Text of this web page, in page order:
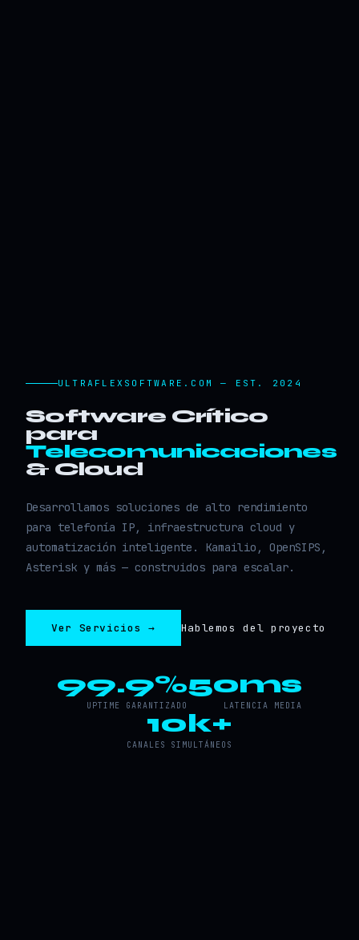
ULTRAFLEXSOFTWARE.COM — EST. 2024
Software Crítico
para
Telecomunicaciones
& Cloud
Desarrollamos soluciones de alto rendimiento
para telefonía IP, infraestructura cloud y
automatización inteligente. Kamailio, OpenSIPS,
Asterisk y más — construidos para escalar.
Ver Servicios → Hablemos del proyecto
99.9%
UPTIME GARANTIZADO
50ms
LATENCIA MEDIA
10k+
CANALES SIMULTÁNEOS